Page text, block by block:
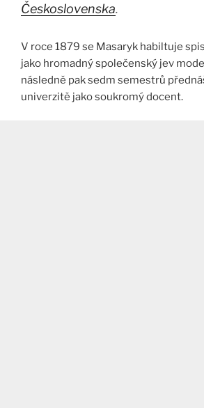
Československa.
V roce 1879 se Masaryk habiltuje
jako hromadný společenský jev
následně pak sedm semestrů
univerzitě jako soukromý docent.